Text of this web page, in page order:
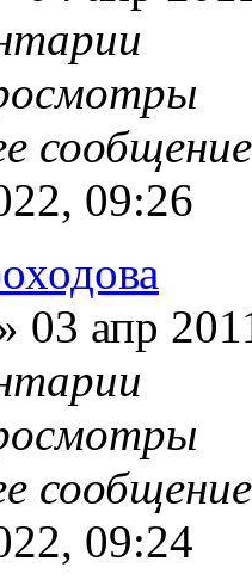
09:26
03 апр
09:24